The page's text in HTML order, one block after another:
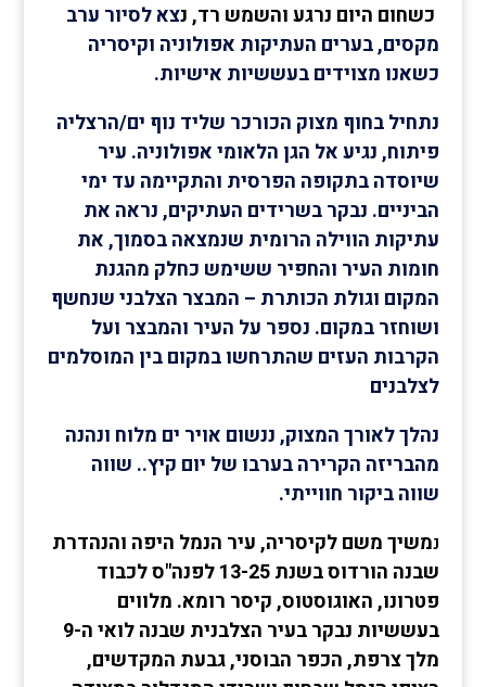
כשחום היום נרגע והשמש רד, נצא לסיור ערב
מקסים, בערים העתיקות אפולוניה וקיסריה
כשאנו מצוידים בעששיות אישיות.
נתחיל בחוף מצוק הכורכר שליד נוף ים/הרצליה
פיתוח, נגיע אל הגן הלאומי אפולוניה. עיר
שיוסדה בתקופה הפרסית והתקיימה עד ימי
הביניים. נבקר בשרידים העתיקים, נראה את
עתיקות הווילה הרומית שנמצאה בסמוך, את
חומות העיר והחפיר ששימש כחלק מהגנת
המקום וגולת הכותרת – המבצר הצלבני שנחשף
ושוחזר במקום. נספר על העיר והמבצר ועל
הקרבות העזים שהתרחשו במקום בין המוסלמים
לצלבנים
נהלך לאורך המצוק, ננשום אויר ים מלוח ונהנה
מהבריזה הקרירה בערבו של יום קיץ.. שווה
שווה ביקור חווייתי.
נמשיך משם לקיסריה, עיר הנמל היפה והנהדרת
שבנה הורדוס בשנת 13-25 לפנה"ס לכבוד
פטרונו, האוגוסטוס, קיסר רומא. מלווים
בעששיות נבקר בעיר הצלבנית שבנה לואי ה-9
מלך צרפת, הכפר הבוסני, גבעת המקדשים,